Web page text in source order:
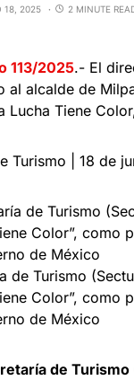
18, 2025 2 MINUTE
113/2025.- El
al alcalde de
Lucha Tiene
Turismo | 18 de
de Turismo
Color”, como
de México
de